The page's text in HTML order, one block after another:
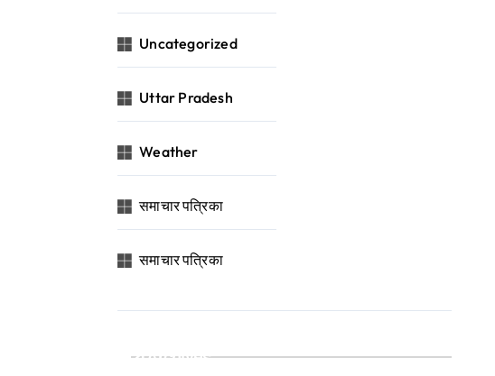
Uncategorized
Uttar Pradesh
Weather
समाचार पत्रिका
समाचार पत्रिका
Archives